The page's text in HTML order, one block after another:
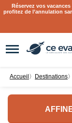
Réservez vos
profitez de l’annulation
Accueil 〉 destinations〉